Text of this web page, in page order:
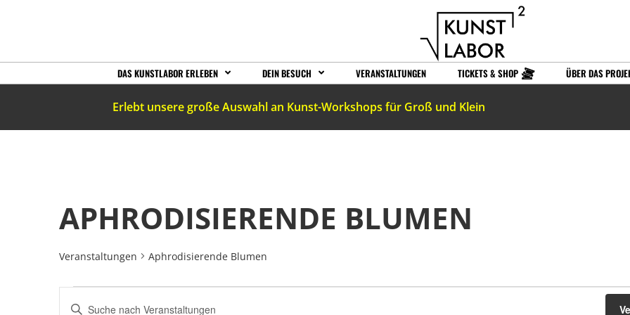
DAS KUNSTLABOR ERLEBEN DEIN BESUCH VERANSTALTUNGEN TICKETS & SHOP ÜBER DAS
Erlebt unsere große Auswahl an Kunst-Workshops für Groß und Klein
APHRODISIERENDE BLUMEN
Veranstaltungen Aphrodisierende Blumen
VERANSTALTUNGEN
Bitte
Schlüsselwort